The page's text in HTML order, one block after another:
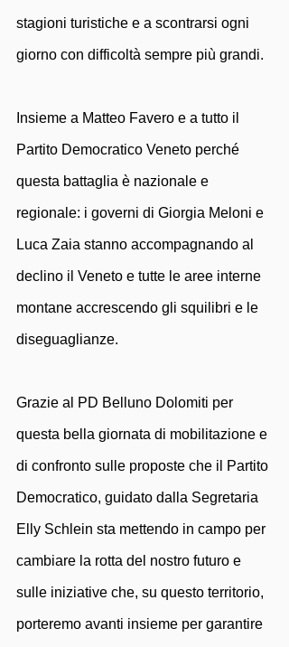
stagioni turistiche e a scontrarsi ogni
giorno con difficoltà sempre più grandi.
Insieme a Matteo Favero e a tutto il
Partito Democratico Veneto perché
questa battaglia è nazionale e
regionale: i governi di Giorgia Meloni e
Luca Zaia stanno accompagnando al
declino il Veneto e tutte le aree interne
montane accrescendo gli squilibri e le
diseguaglianze.
Grazie al PD Belluno Dolomiti per
questa bella giornata di mobilitazione e
di confronto sulle proposte che il Partito
Democratico, guidato dalla Segretaria
Elly Schlein sta mettendo in campo per
cambiare la rotta del nostro futuro e
sulle iniziative che, su questo territorio,
porteremo avanti insieme per garantire